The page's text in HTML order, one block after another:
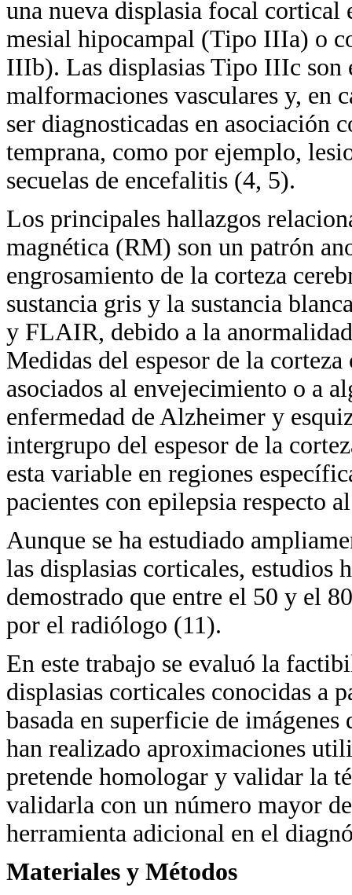
una nueva displasia focal cortical
mesial hipocampal (Tipo IIIa) o
IIIb). Las displasias Tipo IIIc son
malformaciones vasculares y, en
ser diagnosticadas en asociación
temprana, como por ejemplo,
secuelas de encefalitis (4, 5).
Los principales hallazgos
magnética (RM) son un patrón
engrosamiento de la corteza
sustancia gris y la sustancia
y FLAIR, debido a la
Medidas del espesor de la
asociados al envejecimiento o a
enfermedad de Alzheimer y
intergrupo del espesor de la
esta variable en regiones
pacientes con epilepsia respecto
Aunque se ha estudiado
las displasias corticales, estudios
demostrado que entre el 50 y el
por el radiólogo (11).
En este trabajo se evaluó la
displasias corticales conocidas a
basada en superficie de
han realizado aproximaciones
pretende homologar y validar la
validarla con un número mayor
herramienta adicional en el
Materiales y Métodos